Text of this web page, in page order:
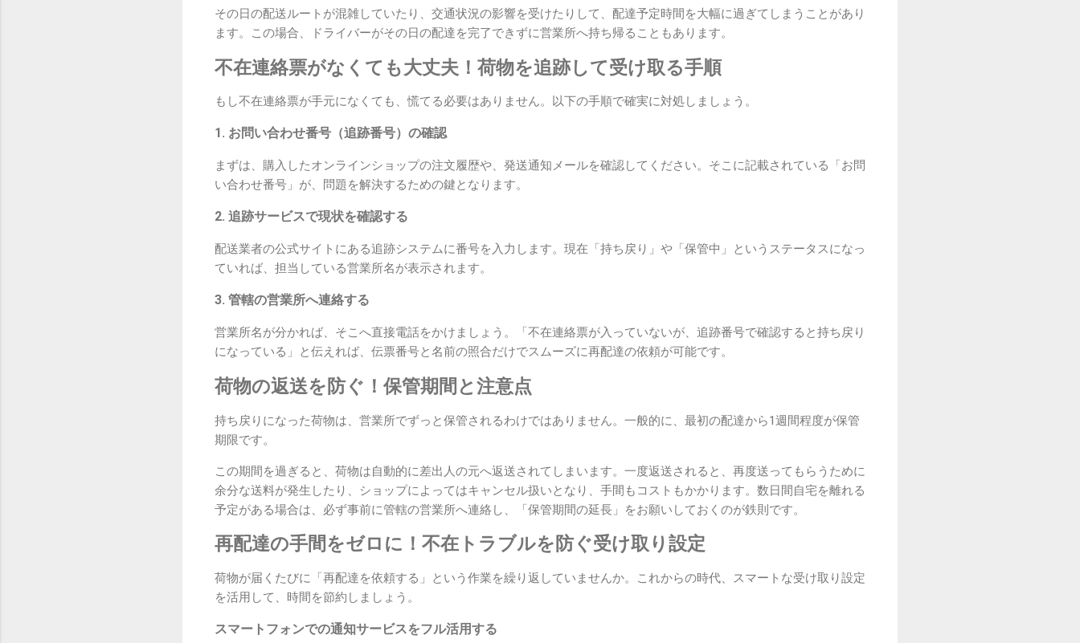
その日の配送ルートが混雑していたり、交通状況の影響を受けたりして、配達予定時間を大幅に過ぎてしまうことがあり
ます。この場合、ドライバーがその日の配達を完了できずに営業所へ持ち帰ることもあります。
不在連絡票がなくても大丈夫！荷物を追跡して受け取る手順
もし不在連絡票が手元になくても、慌てる必要はありません。以下の手順で確実に対処しましょう。
1. お問い合わせ番号（追跡番号）の確認
まずは、購入したオンラインショップの注文履歴や、発送通知メールを確認してください。そこに記載されている「お問
い合わせ番号」が、問題を解決するための鍵となります。
2. 追跡サービスで現状を確認する
配送業者の公式サイトにある追跡システムに番号を入力します。現在「持ち戻り」や「保管中」というステータスになっ
ていれば、担当している営業所名が表示されます。
3. 管轄の営業所へ連絡する
営業所名が分かれば、そこへ直接電話をかけましょう。「不在連絡票が入っていないが、追跡番号で確認すると持ち戻り
になっている」と伝えれば、伝票番号と名前の照合だけでスムーズに再配達の依頼が可能です。
荷物の返送を防ぐ！保管期間と注意点
持ち戻りになった荷物は、営業所でずっと保管されるわけではありません。一般的に、最初の配達から1週間程度が保管
期限です。
この期間を過ぎると、荷物は自動的に差出人の元へ返送されてしまいます。一度返送されると、再度送ってもらうために
余分な送料が発生したり、ショップによってはキャンセル扱いとなり、手間もコストもかかります。数日間自宅を離れる
予定がある場合は、必ず事前に管轄の営業所へ連絡し、「保管期間の延長」をお願いしておくのが鉄則です。
再配達の手間をゼロに！不在トラブルを防ぐ受け取り設定
荷物が届くたびに「再配達を依頼する」という作業を繰り返していませんか。これからの時代、スマートな受け取り設定
を活用して、時間を節約しましょう。
スマートフォンでの通知サービスをフル活用する